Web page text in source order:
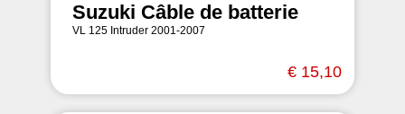
Suzuki Câble de batterie
VL 125 Intruder 2001-2007
€ 15,10